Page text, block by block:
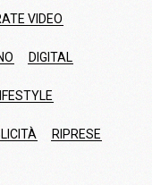
VIDEO
DIGITAL
RIPRESE